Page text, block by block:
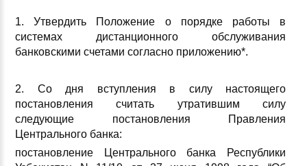
1. Утвердить Положение о порядке работы в
системах дистанционного обслуживания
банковскими счетами согласно приложению*.
2. Со дня вступления в силу настоящего
постановления считать утратившим силу
следующие постановления Правления
Центрального банка:
постановление Центрального банка Республики